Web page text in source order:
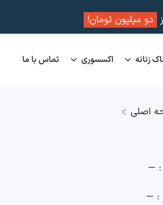
دو میلیون تومان!
زنانه اکسسوری تماس با ما
اصلی
—
:
—